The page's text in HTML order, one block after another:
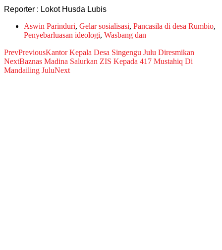
Reporter : Lokot Husda Lubis
Aswin Parinduri, Gelar sosialisasi, Pancasila di desa Rumbio,
Penyebarluasan ideologi, Wasbang dan
PrevPreviousKantor Kepala Desa Singengu Julu Diresmikan
NextBaznas Madina Salurkan ZIS Kepada 417 Mustahiq Di
Mandailing JuluNext